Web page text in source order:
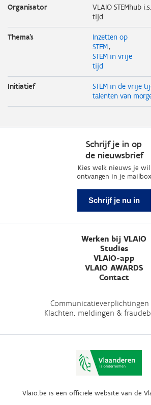
Organisator
VLAIO STEMhub
tijd
Thema's
Inzetten op
STEM
STEM in vrije
tijd
Initiatief
STEM in de vrije
talenten van
Schrijf je in op
de nieuwsbrief
Kies welk nieuws je wil
ontvangen in je mailbox
Schrijf je nu in
Werken bij VLAIO
Studies
VLAIO-app
VLAIO AWARDS
Contact
Communicatieverplichtingen
Klachten, meldingen &
Vlaio.be is een officiële website van de